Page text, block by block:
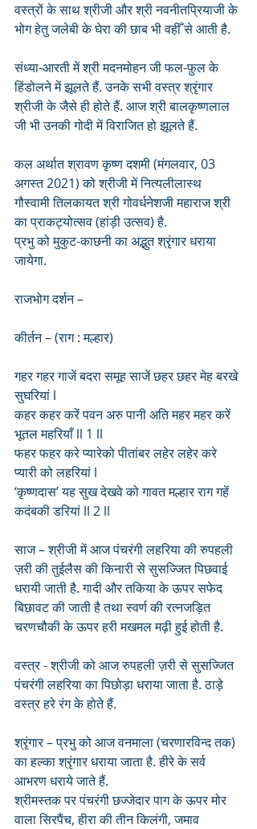
वस्त्रों के साथ श्रीजी और श्री नवनीतप्रियाजी के
भोग हेतु जलेबी के घेरा की छाब भी वहीँ से आती है.
संध्या-आरती में श्री मदनमोहन जी फल-फ़ुल के
हिंडोलने में झूलते हैं. उनके सभी वस्त्र श्रृंगार
श्रीजी के जैसे ही होते हैं. आज श्री बालकृष्णलाल
जी भी उनकी गोदी में विराजित हो झूलते हैं.
कल अर्थात श्रावण कृष्ण दशमी (मंगलवार, 03
अगस्त 2021) को श्रीजी में नित्यलीलास्थ
गौस्वामी तिलकायत श्री गोवर्धनेशजी महाराज श्री
का प्राकट्योत्सव (हांड़ी उत्सव) है.
प्रभु को मुकुट-काछनी का अद्भुत श्रृंगार धराया
जायेगा.
राजभोग दर्शन –
कीर्तन – (राग : मल्हार)
गहर गहर गाजें बदरा समूह साजें छहर छहर मेह बरखे
सुघरियां l
कहर कहर करें पवन अरु पानी अति महर महर करें
भूतल महरियाँ ll 1 ll
फहर फहर करे प्यारेको पीतांबर लहेर लहेर करे
प्यारी को लहरियां l
‘कृष्णदास’ यह सुख देखवे को गावत मल्हार राग गहें
कदंबकी डरियां ll 2 ll
साज – श्रीजी में आज पंचरंगी लहरिया की रुपहली
ज़री की तुईलैस की किनारी से सुसज्जित पिछवाई
धरायी जाती है. गादी और तकिया के ऊपर सफेद
बिछावट की जाती है तथा स्वर्ण की रत्नजड़ित
चरणचौकी के ऊपर हरी मखमल मढ़ी हुई होती है.
वस्त्र - श्रीजी को आज रुपहली ज़री से सुसज्जित
पंचरंगी लहरिया का पिछोड़ा धराया जाता है. ठाड़े
वस्त्र हरे रंग के होते हैं.
श्रृंगार – प्रभु को आज वनमाला (चरणारविन्द तक)
का हल्का श्रृंगार धराया जाता है. हीरे के सर्व
आभरण धराये जाते हैं.
श्रीमस्तक पर पंचरंगी छज्जेदार पाग के ऊपर मोर
वाला सिरपैंच, हीरा की तीन किलंगी, जमाव